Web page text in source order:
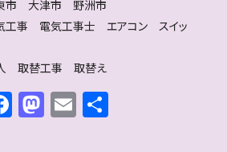
市 大津市 野洲市
事 電気工事士 エアコン スイッ
人 取替工事 取替え
F
a
M
a
E
m